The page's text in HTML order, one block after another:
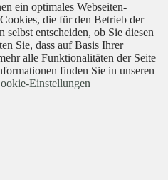
ein optimales Webseiten-
die für den Betrieb der
entscheiden, ob Sie diesen
Sie, dass auf Basis Ihrer
alle Funktionalitäten der Seite
finden Sie in unseren
Einstellungen